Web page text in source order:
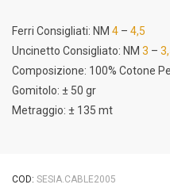
Ferri Consigliati: NM 4 – 4,5
Uncinetto Consigliato: NM 3 –
Composizione: 100% Cotone
Gomitolo: ± 50 gr
Metraggio: ± 135 mt
COD: SESIA.CABLE2005